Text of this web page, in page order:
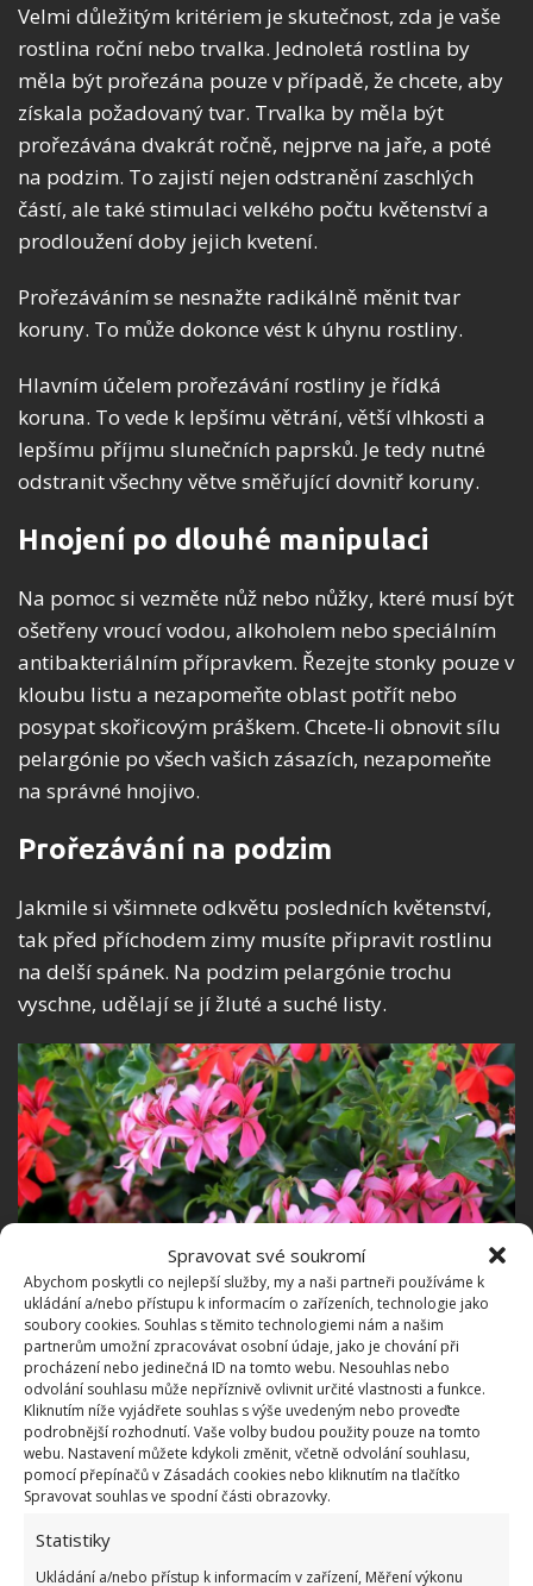
Spravovat své soukromí
Abychom poskytli co nejlepší služby, my a naši partneři používáme k
ukládání a/nebo přístupu k informacím o zařízeních, technologie jako
soubory cookies. Souhlas s těmito technologiemi nám a našim
partnerům umožní zpracovávat osobní údaje, jako je chování při
procházení nebo jedinečná ID na tomto webu. Nesouhlas nebo
odvolání souhlasu může nepříznivě ovlivnit určité vlastnosti a funkce.
Kliknutím níže vyjádřete souhlas s výše uvedeným nebo proveďte
podrobnější rozhodnutí. Vaše volby budou použity pouze na tomto
webu. Nastavení můžete kdykoli změnit, včetně odvolání souhlasu,
pomocí přepínačů v Zásadách cookies nebo kliknutím na tlačítko
Spravovat souhlas ve spodní části obrazovky.
Statistiky
Ukládání a/nebo přístup k informacím v zařízení, Měření výkonu
Velmi důležitým kritériem je skutečnost, zda je vaše
rostlina roční nebo trvalka. Jednoletá rostlina by
měla být prořezána pouze v případě, že chcete, aby
získala požadovaný tvar. Trvalka by měla být
prořezávána dvakrát ročně, nejprve na jaře, a poté
na podzim. To zajistí nejen odstranění zaschlých
částí, ale také stimulaci velkého počtu květenství a
prodloužení doby jejich kvetení.
Prořezáváním se nesnažte radikálně měnit tvar
koruny. To může dokonce vést k úhynu rostliny.
Hlavním účelem prořezávání rostliny je řídká
koruna. To vede k lepšímu větrání, větší vlhkosti a
lepšímu příjmu slunečních paprsků. Je tedy nutné
odstranit všechny větve směřující dovnitř koruny.
Hnojení po dlouhé manipulaci
Na pomoc si vezměte nůž nebo nůžky, které musí být
ošetřeny vroucí vodou, alkoholem nebo speciálním
antibakteriálním přípravkem. Řezejte stonky pouze v
kloubu listu a nezapomeňte oblast potřít nebo
posypat skořicovým práškem. Chcete-li obnovit sílu
pelargónie po všech vašich zásazích, nezapomeňte
na správné hnojivo.
Prořezávání na podzim
Jakmile si všimnete odkvětu posledních květenství,
tak před příchodem zimy musíte připravit rostlinu
na delší spánek. Na podzim pelargónie trochu
vyschne, udělají se jí žluté a suché listy.
Fotografie: Pixabay
Rovněž by měly být odstraněny všechny vybledlé
květenství a staré stonky. Řez nikdy neprovádějte
mezi prosincem a polovinou února, kdy je rostlina
obzvlášť slabá.